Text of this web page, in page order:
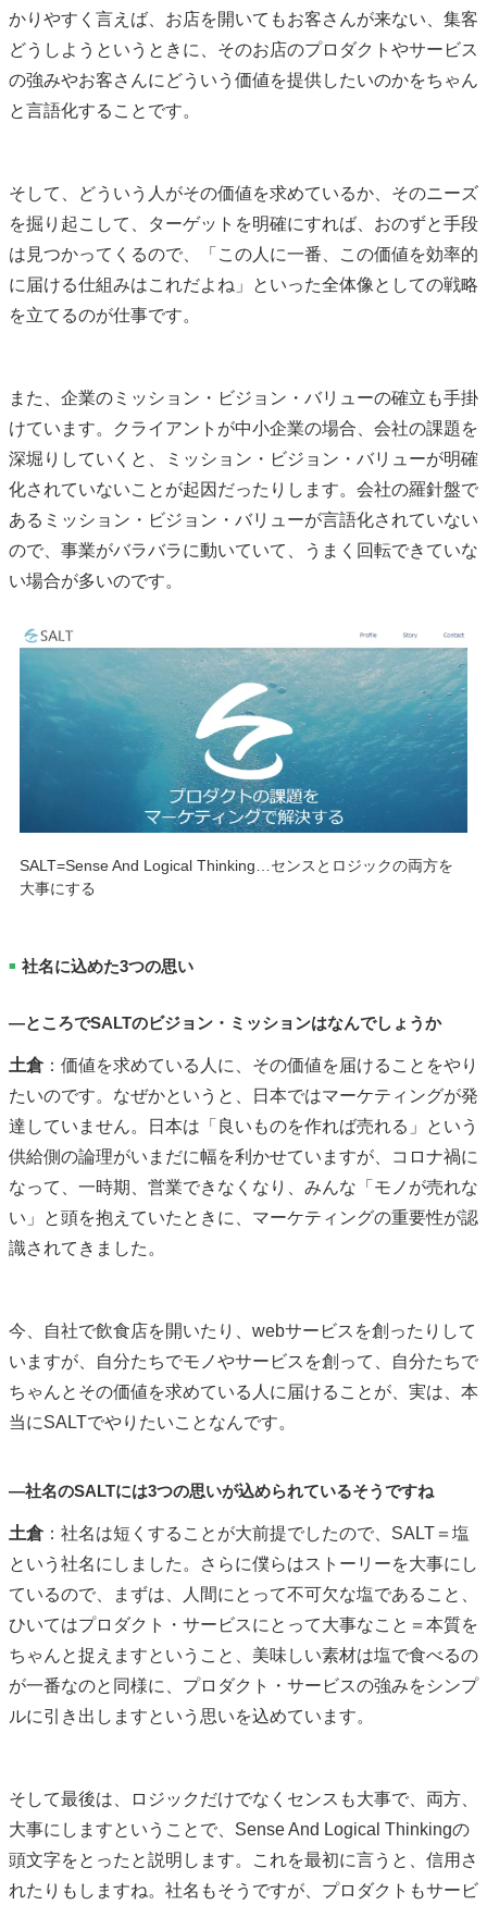
かりやすく言えば、お店を開いてもお客さんが来ない、集客
どうしようというときに、そのお店のプロダクトやサービス
の強みやお客さんにどういう価値を提供したいのかをちゃん
と言語化することです。
そして、どういう人がその価値を求めているか、そのニーズ
を掘り起こして、ターゲットを明確にすれば、おのずと手段
は見つかってくるので、「この人に一番、この価値を効率的
に届ける仕組みはこれだよね」といった全体像としての戦略
を立てるのが仕事です。
また、企業のミッション・ビジョン・バリューの確立も手掛
けています。クライアントが中小企業の場合、会社の課題を
深堀りしていくと、ミッション・ビジョン・バリューが明確
化されていないことが起因だったりします。会社の羅針盤で
あるミッション・ビジョン・バリューが言語化されていない
ので、事業がバラバラに動いていて、うまく回転できていな
い場合が多いのです。
SALT=Sense And Logical Thinking…センスとロジックの両方を
大事にする
■ 社名に込めた3つの思い
―ところでSALTのビジョン・ミッションはなんでしょうか
土倉：価値を求めている人に、その価値を届けることをやり
たいのです。なぜかというと、日本ではマーケティングが発
達していません。日本は「良いものを作れば売れる」という
供給側の論理がいまだに幅を利かせていますが、コロナ禍に
なって、一時期、営業できなくなり、みんな「モノが売れな
い」と頭を抱えていたときに、マーケティングの重要性が認
識されてきました。
今、自社で飲食店を開いたり、 webサービスを創ったりして
いますが、自分たちでモノやサービスを創って、自分たちで
ちゃんとその価値を求めている人に届けることが、実は、本
当にSALTでやりたいことなんです。
―社名のSALTには3つの思いが込められているそうですね
土倉：社名は短くすることが大前提でしたので、 SALT ＝塩
という社名にしました。さらに僕らはストーリーを大事にし
ているので、まずは、人間にとって不可欠な塩であること、
ひいてはプロダクト・サービスにとって大事なこと＝本質を
ちゃんと捉えますということ、美味しい素材は塩で食べるの
が一番なのと同様に、プロダクト・サービスの強みをシンプ
ルに引き出しますという思いを込めています。
そして最後は、ロジックだけでなくセンスも大事で、両方、
大事にしますということで、 Sense And Logical Thinkingの
頭文字をとったと説明します。これを最初に言うと、信用さ
れたりもしますね。社名もそうですが、プロダクトもサービ